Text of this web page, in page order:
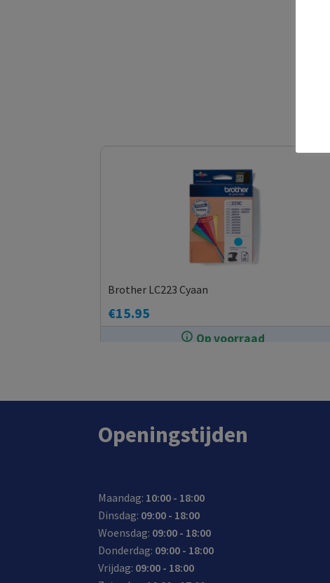
Op voorraad
Brother LC223 Cyaan
€15.95
Openingstijden
Maandag: 10:00 - 18:00
Dinsdag: 09:00 - 18:00
Woensdag: 09:00 - 18:00
Donderdag: 09:00 - 18:00
Vrijdag: 09:00 - 18:00